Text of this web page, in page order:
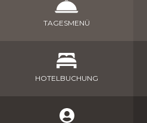
TAGESMENÜ
HOTELBUCHUNG